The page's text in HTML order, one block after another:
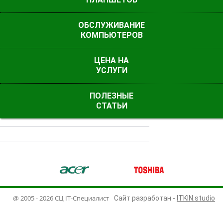
ОБСЛУЖИВАНИЕ
КОМПЬЮТЕРОВ
ЦЕНА НА
УСЛУГИ
ПОЛЕЗНЫЕ
СТАТЬИ
СИЛЬНО НАГРЕВАЕТСЯ НОУТБУК?
@ 2005 - 2026 СЦ IT-Специалист Сайт разработан - ITKIN.studio